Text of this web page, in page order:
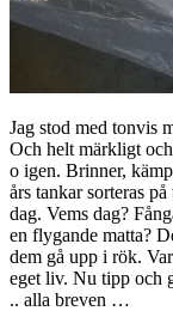
Jag stod med tonvis
Och helt märkligt
o igen. Brinner,
års tankar sorteras
dag. Vems dag?
en flygande matta?
dem gå upp i rök.
eget liv. Nu tipp och
.. alla breven …